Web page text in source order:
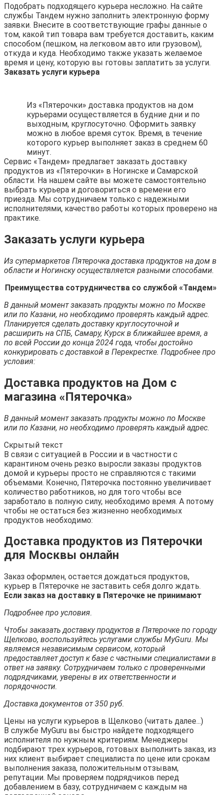
Подобрать подходящего курьера несложно. На сайте
службы Тандем нужно заполнить электронную форму
заявки. Внесите в соответствующие графы данные о
том, какой тип товара вам требуется доставить, каким
способом (пешком, на легковом авто или грузовом),
откуда и куда. Необходимо также указать желаемое
время и цену, которую вы готовы заплатить за услуги.
Заказать услуги курьера
Из «Пятерочки» доставка продуктов на дом
курьерами осуществляется в будние дни и по
выходным, круглосуточно. Оформить заявку
можно в любое время суток. Время, в течение
которого курьер выполняет заказ в среднем 60
минут.
Сервис «Тандем» предлагает заказать доставку
продуктов из «Пятерочки» в Ногинске и Самарской
области. На нашем сайте вы можете самостоятельно
выбрать курьера и договориться о времени его
приезда. Мы сотрудничаем только с надежными
исполнителями, качество работы которых проверено на
практике.
Заказать услуги курьера
Из супермаркетов Пятерочка доставка продуктов на дом в
области и Ногинску осуществляется разными способами.
Преимущества сотрудничества со службой «Тандем»
В данный момент заказать продукты можно по Москве
или по Казани, но необходимо проверять каждый адрес.
Планируется сделать доставку круглосуточной и
расширить на СПБ, Самару, Курск в ближайшее время, а
по всей России до конца 2024 года, чтобы достойно
конкурировать с доставкой в Перекрестке. Подробнее про
условия:
Доставка продуктов на Дом с
магазина «Пятерочка»
В данный момент заказать продукты можно по Москве
или по Казани, но необходимо проверять каждый адрес.
Скрытый текст
В связи с ситуацией в России и в частности с
карантином очень резко выросли заказы продуктов
домой и курьеры просто не справляются с такими
объемами. Конечно, Пятерочка постоянно увеличивает
количество работников, но для того чтобы все
заработало в полную силу, необходимо время. А потому
чтобы не остаться без жизненно необходимых
продуктов необходимо:
Доставка продуктов из Пятерочки
для Москвы онлайн
Заказ оформлен, остается дождаться продуктов,
курьер в Пятерочке не заставить себя долго ждать.
Если заказ на доставку в Пятерочке не принимают
Подробнее про условия.
Чтобы заказать доставку продуктов в Пятерочке по городу
Щелково, воспользуйтесь услугами службы MyGuru. Мы
являемся независимым сервисом, который
предоставляет доступ к базе с частными специалистами в
ответ на заявку. Сотрудничаем только с проверенными
подрядчиками, уверены в их ответственности и
порядочности.
Доставка документов от 350 руб.
Цены на услуги курьеров в Щелково (читать далее...)
В службе MyGuru вы быстро найдете подходящего
исполнителя по нужным критериям. Менеджеры
подбирают трех курьеров, готовых выполнить заказ, из
них клиент выбирает специалиста по цене или срокам
выполнения заказа, положительным отзывам,
репутации. Мы проверяем подрядчиков перед
добавлением в базу, сотрудничаем с каждым на